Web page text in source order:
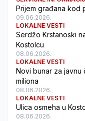
Prijem građana kod
09.06.2026.
LOKALNE VESTI
Serdžo Krstanoski
Kostolcu
08.06.2026.
LOKALNE VESTI
Novi bunar za javnu
miliona
08.06.2026.
LOKALNE VESTI
Ulica osmeha u
08.06.2026.